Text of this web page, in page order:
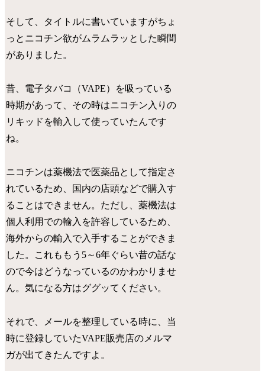
そして、タイトルに書いていますがちょ
っとニコチン欲がムラムラッとした瞬間
がありました。
昔、電子タバコ（VAPE）を吸っている
時期があって、その時はニコチン入りの
リキッドを輸入して使っていたんです
ね。
ニコチンは薬機法で医薬品として指定さ
れているため、国内の店頭などで購入す
ることはできません。ただし、薬機法は
個人利用での輸入を許容しているため、
海外からの輸入で入手することができま
した。これももう5～6年ぐらい昔の話な
ので今はどうなっているのかわかりませ
ん。気になる方はググッてください。
それで、メールを整理している時に、当
時に登録していたVAPE販売店のメルマ
ガが出てきたんですよ。